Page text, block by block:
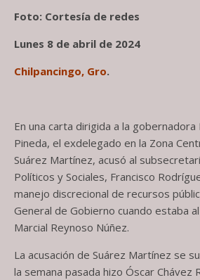
Foto: Cortesía de redes
Lunes 8 de abril de 2024
Chilpancingo, Gro.
En una carta dirigida a la gobernadora
Pineda, el exdelegado en la Zona
Suárez Martínez, acusó al
Políticos y Sociales, Francisco
manejo discrecional de recursos
General de Gobierno cuando estaba
Marcial Reynoso Núñez.
La acusación de Suárez Martínez se
la semana pasada hizo Óscar Chávez